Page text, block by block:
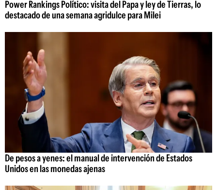
Power Rankings Político: visita del Papa y ley de Tierras, lo
destacado de una semana agridulce para Milei
De pesos a yenes: el manual de intervención de Estados
Unidos en las monedas ajenas